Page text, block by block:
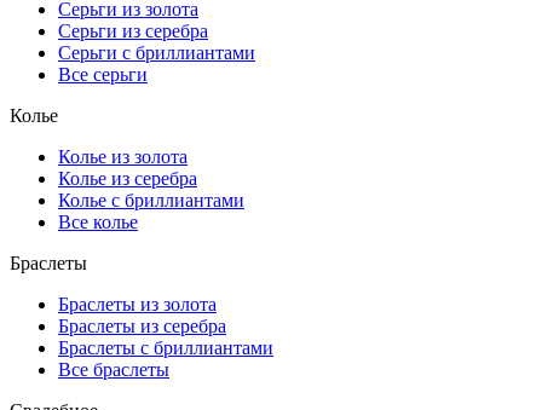
Серьги из золота
Серьги из серебра
Серьги с бриллиантами
Все серьги
Колье
Колье из золота
Колье из серебра
Колье с бриллиантами
Все колье
Браслеты
Браслеты из золота
Браслеты из серебра
Браслеты с бриллиантами
Все браслеты